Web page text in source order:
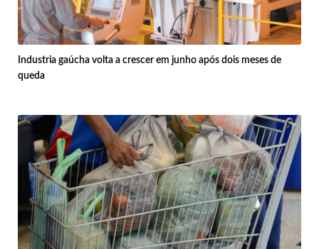
Industria gaúcha volta a crescer em junho após dois meses de
queda